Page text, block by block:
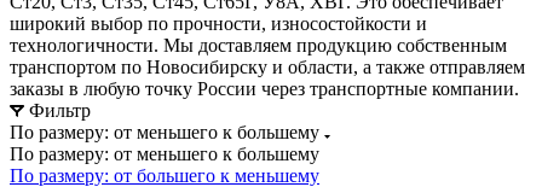
широкий выбор по прочности, износостойкости и
технологичности. Мы доставляем продукцию собственным
транспортом по Новосибирску и области, а также отправляем
заказы в любую точку России через транспортные компании.
Фильтр
По размеру: от меньшего к большему
По размеру: от меньшего к большему
По размеру: от большего к меньшему